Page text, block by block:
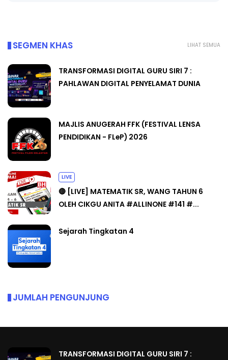
LIHAT SEMUA
SEGMEN KHAS
TRANSFORMASI DIGITAL GURU SIRI 7 :
PAHLAWAN DIGITAL PENYELAMAT DUNIA
MAJLIS ANUGERAH FFK (FESTIVAL LENSA
PENDIDIKAN - FLeP) 2026
LIVE
🔴 [LIVE] MATEMATIK SR, WANG TAHUN 6
OLEH CIKGU ANITA #ALLINONE #141 #...
Sejarah Tingkatan 4
JUMLAH PENGUNJUNG
TRANSFORMASI DIGITAL GURU SIRI 7 :